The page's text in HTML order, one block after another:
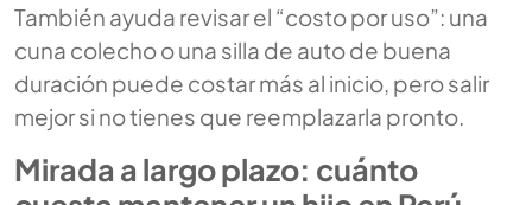
También ayuda revisar el “costo por uso”: una
cuna colecho o una silla de auto de buena
duración puede costar más al inicio, pero salir
mejor si no tienes que reemplazarla pronto.
Mirada a largo plazo: cuánto